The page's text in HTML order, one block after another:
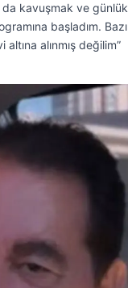
da kavuşmak ve günlük
başladım. Bazı
alınmış değilim”